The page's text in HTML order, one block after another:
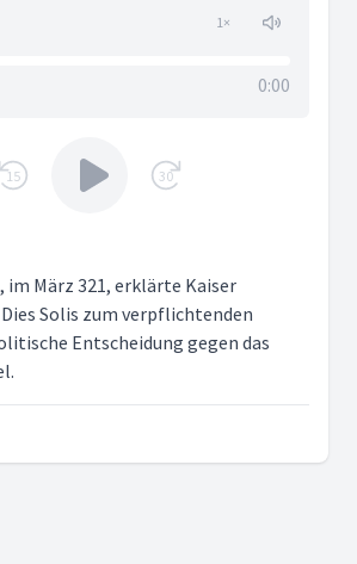
1×
0:00
15 30
im März 321, erklärte Kaiser
Solis zum verpflichtenden
Entscheidung gegen das